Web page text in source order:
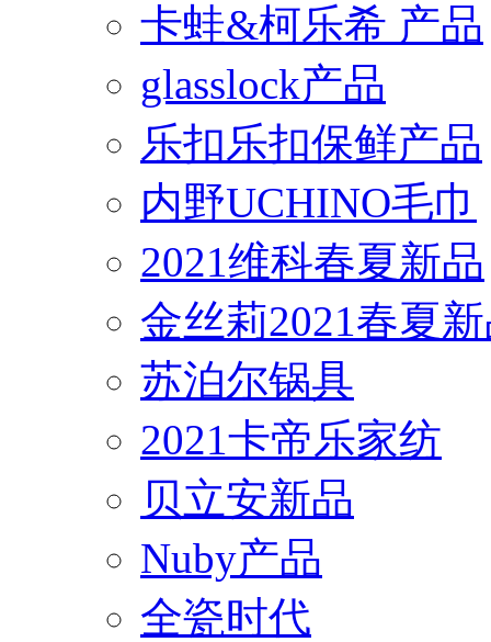
卡蛙&柯乐希 产品
glasslock产品
乐扣乐扣保鲜产品
内野UCHINO毛巾
2021维科春夏新品
金丝莉2021春夏
苏泊尔锅具
2021卡帝乐家纺
贝立安新品
Nuby产品
全瓷时代